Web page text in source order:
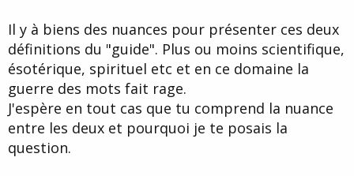
Il y à biens des nuances pour présenter ces deux
définitions du "guide". Plus ou moins scientifique,
ésotérique, spirituel etc et en ce domaine la
guerre des mots fait rage.
J'espère en tout cas que tu comprend la nuance
entre les deux et pourquoi je te posais la
question.